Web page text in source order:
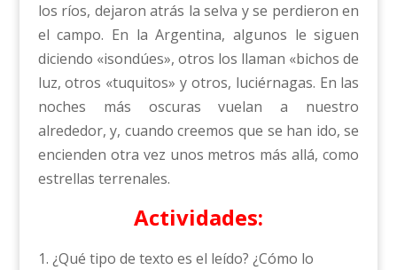
los ríos, dejaron atrás la selva y se perdieron en
el campo. En la Argentina, algunos le siguen
diciendo «isondúes», otros los llaman «bichos de
luz, otros «tuquitos» y otros, luciérnagas. En las
noches más oscuras vuelan a nuestro
alrededor, y, cuando creemos que se han ido, se
encienden otra vez unos metros más allá, como
estrellas terrenales.
Actividades:
1. ¿Qué tipo de texto es el leído? ¿Cómo lo